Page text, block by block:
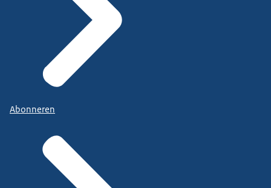
Abonneren